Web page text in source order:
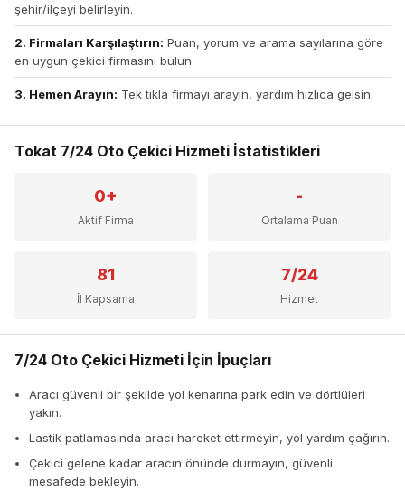
şehir/ilçeyi belirleyin.
2. Firmaları Karşılaştırın: Puan, yorum ve arama sayılarına göre
en uygun çekici firmasını bulun.
3. Hemen Arayın: Tek tıkla firmayı arayın, yardım hızlıca gelsin.
Tokat 7/24 Oto Çekici Hizmeti İstatistikleri
0+
Aktif Firma
-
Ortalama Puan
81
İl Kapsama
7/24
Hizmet
7/24 Oto Çekici Hizmeti İçin İpuçları
Aracı güvenli bir şekilde yol kenarına park edin ve dörtlüleri
yakın.
Lastik patlamasında aracı hareket ettirmeyin, yol yardım çağırın.
Çekici gelene kadar aracın önünde durmayın, güvenli
mesafede bekleyin.